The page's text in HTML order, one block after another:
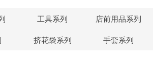
工具系列 店前用品系列
挤花袋系列 手套系列